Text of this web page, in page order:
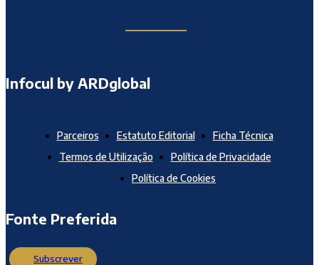
Infocul by ARDglobal
Parceiros Estatuto Editorial
Ficha Técnica
Termos de Utilização
Política de Privacidade
Política de Cookies
Fonte Preferida
Subscrever